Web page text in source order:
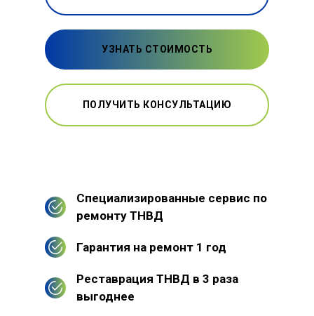
УЗНАТЬ СТОИМОСТЬ
ПОЛУЧИТЬ КОНСУЛЬТАЦИЮ
Специализированные сервис по
ремонту ТНВД
Гарантия на ремонт 1 год
Реставрация ТНВД в 3 раза
выгоднее